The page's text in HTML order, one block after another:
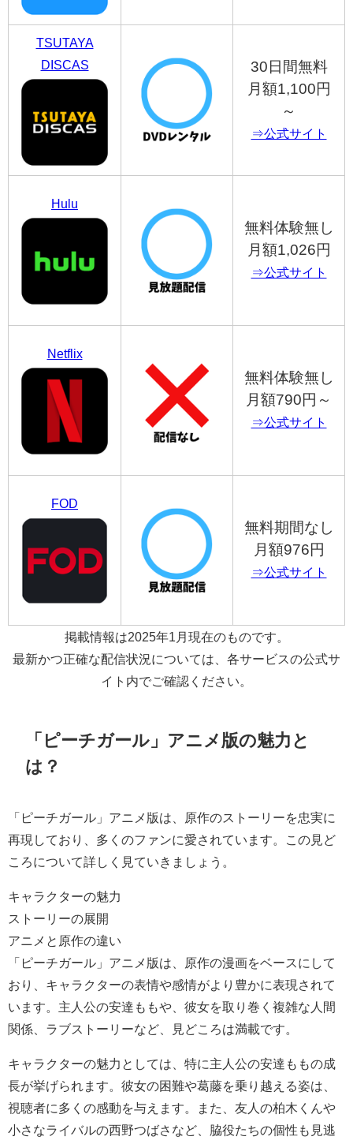
TSUTAYA
DISCAS
30日間無料
月額1,100円
～
⇒公式サイト
Hulu
無料体験無し
月額1,026円
⇒公式サイト
Netflix
無料体験無し
月額790円～
⇒公式サイト
FOD
無料期間なし
月額976円
⇒公式サイト
掲載情報は2025年1月現在のものです。
最新かつ正確な配信状況については、各サービスの公式サ
イト内でご確認ください。
「ピーチガール」アニメ版の魅力と
は？
「ピーチガール」アニメ版は、原作のストーリーを忠実に
再現しており、多くのファンに愛されています。この見ど
ころについて詳しく見ていきましょう。
キャラクターの魅力
ストーリーの展開
アニメと原作の違い
「ピーチガール」アニメ版は、原作の漫画をベースにして
おり、キャラクターの表情や感情がより豊かに表現されて
います。主人公の安達ももや、彼女を取り巻く複雑な人間
関係、ラブストーリーなど、見どころは満載です。
キャラクターの魅力としては、特に主人公の安達ももの成
長が挙げられます。彼女の困難や葛藤を乗り越える姿は、
視聴者に多くの感動を与えます。また、友人の柏木くんや
小さなライバルの西野つばさなど、脇役たちの個性も見逃